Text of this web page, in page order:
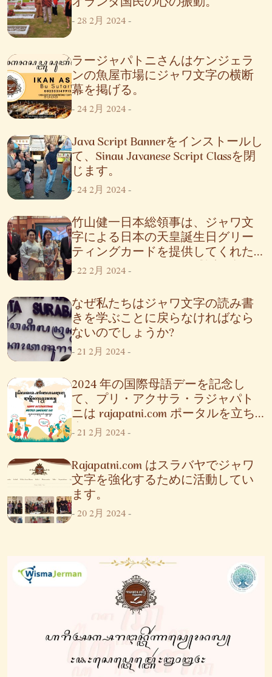
-28 2月 2024-
ラージャパトニさんはケンジェラ
ンの魚屋市場にジャワ文字の横断
幕を掲げる。
-24 2月 2024-
Java Script Bannerをインストールし
て、Sinau Javanese Script Classを閉
じます。
-24 2月 2024-
竹山健一日本総領事は、ジャワ文
字による日本の天皇誕生日グリー
ティングカードを提供してくれた
ラジャパトニチームに感謝の意を
表します。
-22 2月 2024-
なぜ私たちはジャワ文字の読み書
きを学ぶことに戻らなければなら
ないのでしょうか?
-21 2月 2024-
2024 年の国際母語デーを記念し
て、プリ・アクサラ・ラジャパト
ニは rajapatni.com ポータルを立ち
上げました
-21 2月 2024-
Rajapatni.com はスラバヤでジャワ
文字を強化するために活動してい
ます。
-20 2月 2024-